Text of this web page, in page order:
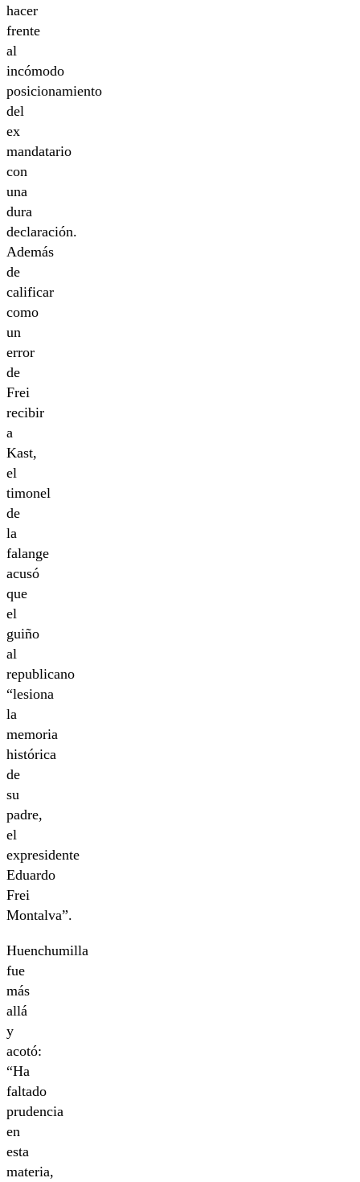
hacer
frente
al
incómodo
posicionamiento
del
ex
mandatario
con
una
dura
declaración.
Además
de
calificar
como
un
error
de
Frei
recibir
a
Kast,
el
timonel
de
la
falange
acusó
que
el
guiño
al
republicano
“lesiona
la
memoria
histórica
de
su
padre,
el
expresidente
Eduardo
Frei
Montalva”.
Huenchumilla
fue
más
allá
y
acotó:
“Ha
faltado
prudencia
en
esta
materia,